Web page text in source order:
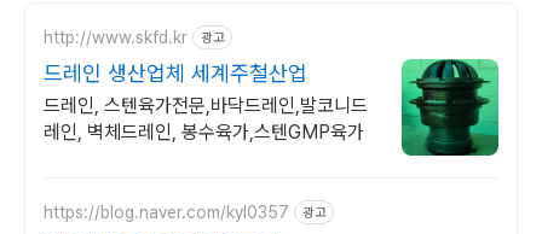
http://www.skfd.kr 광고
드레인 생산업체 세계주철산업
드레인, 스텐육가전문,바닥드레인,발코니드
레인, 벽체드레인, 봉수육가,스텐GMP육가
https://blog.naver.com/kyl0357 광고